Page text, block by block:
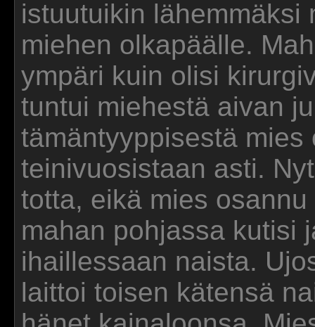
istuutuikin lähemmäksi
miehen olkapäälle.
ympäri kuin olisi
tuntui miehestä aivan
tämäntyyppisestä
teinivuosistaan asti.
totta, eikä mies
mahan pohjassa kutisi
ihaillessaan naista.
laittoi toisen kätensä